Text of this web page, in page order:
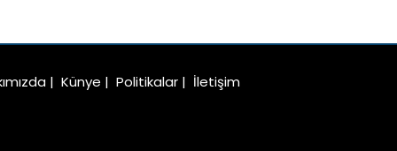
| Künye | Politikalar | İletişim